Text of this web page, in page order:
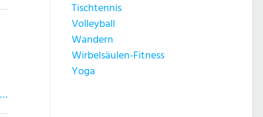
Tischtennis
Volleyball
Wandern
Wirbelsäulen-Fitness
Yoga